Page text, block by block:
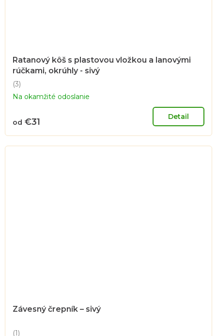
Ratanový kôš s plastovou vložkou a lanovými
rúčkami, okrúhly - sivý
Priemerné
hodnotenie
5,0
z
5
(3)
Na okamžité odoslanie
od €31 Detail
Závesný črepník – sivý
(1)